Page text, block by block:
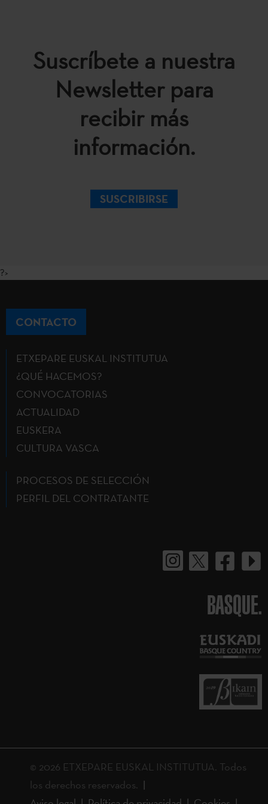
Suscríbete a nuestra
Newsletter para
recibir más
información.
SUSCRIBIRSE
?>
CONTACTO
ETXEPARE EUSKAL INSTITUTUA
¿QUÉ HACEMOS?
CONVOCATORIAS
ACTUALIDAD
EUSKERA
CULTURA VASCA
PROCESOS DE SELECCIÓN
PERFIL DEL CONTRATANTE
BASQUE.
© 2026 ETXEPARE EUSKAL INSTITUTUA. Todos
los derechos reservados.